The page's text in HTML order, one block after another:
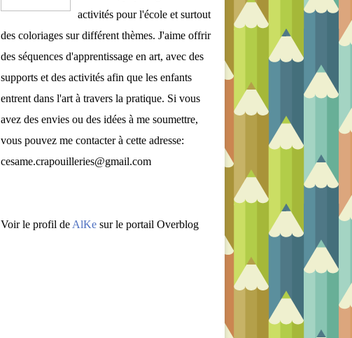
activités pour l'école et surtout
des coloriages sur différent thèmes. J'aime offrir
des séquences d'apprentissage en art, avec des
supports et des activités afin que les enfants
entrent dans l'art à travers la pratique. Si vous
avez des envies ou des idées à me soumettre,
vous pouvez me contacter à cette adresse:
cesame.crapouilleries@gmail.com
Voir le profil de AlKe sur le portail Overblog